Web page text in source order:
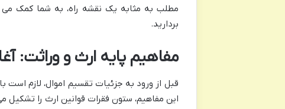
مطلب به مثابه یک نقشه راه، به شما کمک می
بردارید.
مفاهیم پایه ارث و وراثت:
قبل از ورود به جزئیات تقسیم اموال، لازم است
این مفاهیم، ستون فقرات قوانین ارث را